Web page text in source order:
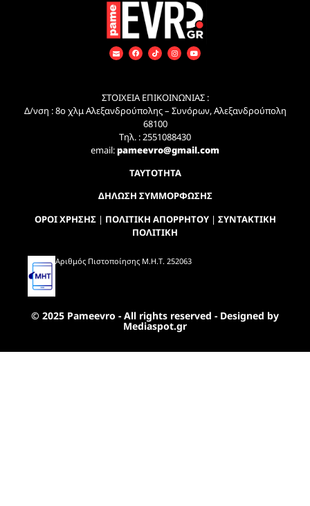
ΣΤΟΙΧΕΙΑ ΕΠΙΚΟΙΝΩΝΙΑΣ :
Δ/νση : 8ο χλμ Αλεξανδρούπολης – Συνόρων, Αλεξανδρούπολη
68100
Τηλ. : 2551088430
email:pameevro@gmail.com
ΤΑΥΤΟΤΗΤΑ
ΔΗΛΩΣΗ ΣΥΜΜΟΡΦΩΣΗΣ
ΟΡΟΙ ΧΡΗΣΗΣ| ΠΟΛΙΤΙΚΗ ΑΠΟΡΡΗΤΟΥ| ΣΥΝΤΑΚΤΙΚΗ
ΠΟΛΙΤΙΚΗ
Αριθμός Πιστοποίησης Μ.Η.Τ. 252063
© 2025 Pameevro - All rights reserved - Designed by
Mediaspot.gr